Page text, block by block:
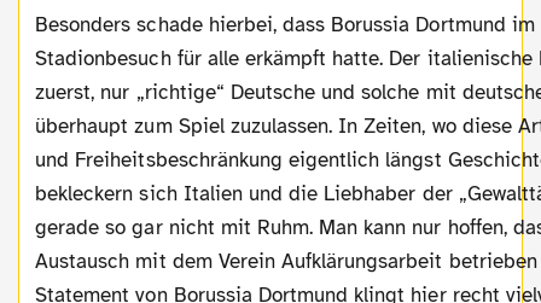
Besonders schade hierbei, dass Borussia Dortmund im Vorfeld bereits den
Stadionbesuch für alle erkämpft hatte. Der italienische
zuerst, nur „richtige“ Deutsche und solche mit
überhaupt zum Spiel zuzulassen. In Zeiten, wo diese
und Freiheitsbeschränkung eigentlich längst
bekleckern sich Italien und die Liebhaber der
gerade so gar nicht mit Ruhm. Man kann nur hoffen,
Austausch mit dem Verein Aufklärungsarbeit
Statement von Borussia Dortmund klingt hier recht